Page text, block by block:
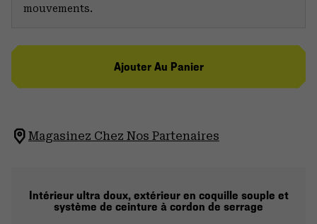
mouvements.
Ajouter Au Panier
Magasinez Chez Nos Partenaires
Intérieur ultra doux, extérieur en coquille souple et
système de ceinture à cordon de serrage